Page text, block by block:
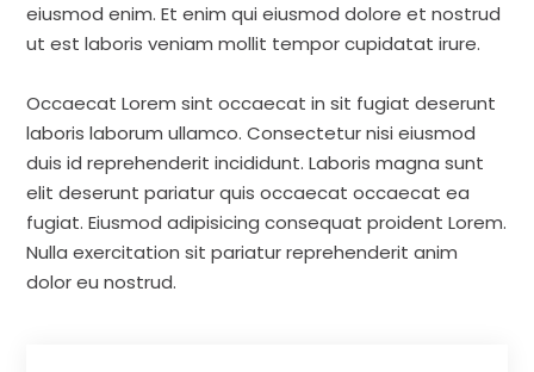
eiusmod enim. Et enim qui eiusmod dolore et nostrud
ut est laboris veniam mollit tempor cupidatat irure.
Occaecat Lorem sint occaecat in sit fugiat deserunt
laboris laborum ullamco. Consectetur nisi eiusmod
duis id reprehenderit incididunt. Laboris magna sunt
elit deserunt pariatur quis occaecat occaecat ea
fugiat. Eiusmod adipisicing consequat proident Lorem.
Nulla exercitation sit pariatur reprehenderit anim
dolor eu nostrud.